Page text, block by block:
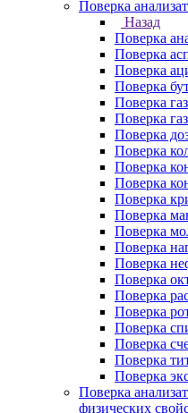
Поверка
Назад
Поверка
Поверка
Поверка
Поверка
Поверка
Поверка
Поверка
Поверка
Поверка
Поверка
Поверка
Поверка
Поверка
Поверка
Поверка
Поверка
Поверка
Поверка
Поверка
Поверка
Поверка
Поверка
Поверка
физических